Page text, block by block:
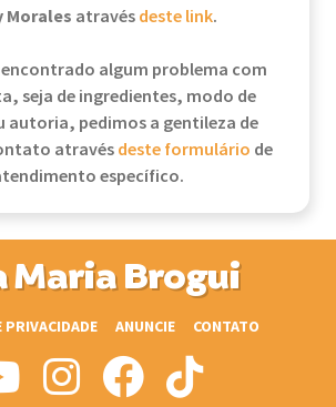
Morales atravésdeste link.
encontrado algum problema com
seja de ingredientes, modo de
autoria, pedimos a gentileza de
atravésdeste formulário de
específico.
Maria Brogui
PRIVACIDADE ANUNCIE CONTATO